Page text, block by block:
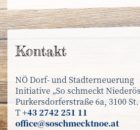
Kontakt
NÖ Dorf- und Stadterneuerung
Initiative „So schmeckt
Purkersdorferstraße 6a, 3100
T+43 2742 251 11
office@soschmecktnoe.at